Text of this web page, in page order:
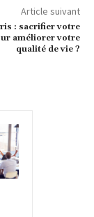
Article suivant
: sacrifier votre
améliorer votre
qualité de vie ?